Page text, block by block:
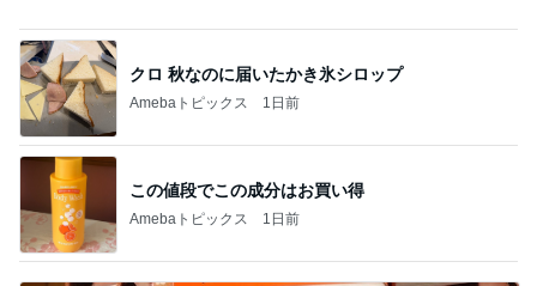
後片付けが楽になるお勧めのホイル
堀ちえみ 福島郷土料理を堪能